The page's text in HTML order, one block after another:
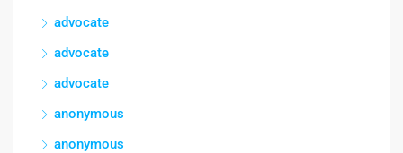
advocate
advocate
advocate
anonymous
anonymous